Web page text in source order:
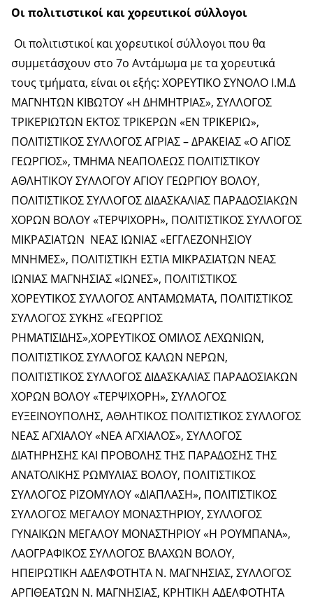
Οι πολιτιστικοί και χορευτικοί σύλλογοι
Οι πολιτιστικοί και χορευτικοί σύλλογοι που θα
συμμετάσχουν στο 7ο Αντάμωμα με τα χορευτικά
τους τμήματα, είναι οι εξής: ΧΟΡΕΥΤΙΚΟ ΣΥΝΟΛΟ Ι.Μ.Δ
ΜΑΓΝΗΤΩΝ ΚΙΒΩΤΟΥ «Η ΔΗΜΗΤΡΙΑΣ», ΣΥΛΛΟΓΟΣ
ΤΡΙΚΕΡΙΩΤΩΝ ΕΚΤΟΣ ΤΡΙΚΕΡΩΝ «ΕΝ ΤΡΙΚΕΡΙΩ»,
ΠΟΛΙΤΙΣΤΙΚΟΣ ΣΥΛΛΟΓΟΣ ΑΓΡΙΑΣ – ΔΡΑΚΕΙΑΣ «Ο ΑΓΙΟΣ
ΓΕΩΡΓΙΟΣ», ΤΜΗΜΑ ΝΕΑΠΟΛΕΩΣ ΠΟΛΙΤΙΣΤΙΚΟΥ
ΑΘΛΗΤΙΚΟΥ ΣΥΛΛΟΓΟΥ ΑΓΙΟΥ ΓΕΩΡΓΙΟΥ ΒΟΛΟΥ,
ΠΟΛΙΤΙΣΤΙΚΟΣ ΣΥΛΛΟΓΟΣ ΔΙΔΑΣΚΑΛΙΑΣ ΠΑΡΑΔΟΣΙΑΚΩΝ
ΧΟΡΩΝ ΒΟΛΟΥ «ΤΕΡΨΙΧΟΡΗ», ΠΟΛΙΤΙΣΤΙΚΟΣ ΣΥΛΛΟΓΟΣ
ΜΙΚΡΑΣΙΑΤΩΝ ΝΕΑΣ ΙΩΝΙΑΣ «ΕΓΓΛΕΖΟΝΗΣΙΟΥ
ΜΝΗΜΕΣ», ΠΟΛΙΤΙΣΤΙΚΗ ΕΣΤΙΑ ΜΙΚΡΑΣΙΑΤΩΝ ΝΕΑΣ
ΙΩΝΙΑΣ ΜΑΓΝΗΣΙΑΣ «ΙΩΝΕΣ», ΠΟΛΙΤΙΣΤΙΚΟΣ
ΧΟΡΕΥΤΙΚΟΣ ΣΥΛΛΟΓΟΣ ΑΝΤΑΜΩΜΑΤΑ, ΠΟΛΙΤΙΣΤΙΚΟΣ
ΣΥΛΛΟΓΟΣ ΣΥΚΗΣ «ΓΕΩΡΓΙΟΣ
ΡΗΜΑΤΙΣΙΔΗΣ»,ΧΟΡΕΥΤΙΚΟΣ ΟΜΙΛΟΣ ΛΕΧΩΝΙΩΝ,
ΠΟΛΙΤΙΣΤΙΚΟΣ ΣΥΛΛΟΓΟΣ ΚΑΛΩΝ ΝΕΡΩΝ,
ΠΟΛΙΤΙΣΤΙΚΟΣ ΣΥΛΛΟΓΟΣ ΔΙΔΑΣΚΑΛΙΑΣ ΠΑΡΑΔΟΣΙΑΚΩΝ
ΧΟΡΩΝ ΒΟΛΟΥ «ΤΕΡΨΙΧΟΡΗ», ΣΥΛΛΟΓΟΣ
ΕΥΞΕΙΝΟΥΠΟΛΗΣ, ΑΘΛΗΤΙΚΟΣ ΠΟΛΙΤΙΣΤΙΚΟΣ ΣΥΛΛΟΓΟΣ
ΝΕΑΣ ΑΓΧΙΑΛΟΥ «ΝΕΑ ΑΓΧΙΑΛΟΣ», ΣΥΛΛΟΓΟΣ
ΔΙΑΤΗΡΗΣΗΣ ΚΑΙ ΠΡΟΒΟΛΗΣ ΤΗΣ ΠΑΡΑΔΟΣΗΣ ΤΗΣ
ΑΝΑΤΟΛΙΚΗΣ ΡΩΜΥΛΙΑΣ ΒΟΛΟΥ, ΠΟΛΙΤΙΣΤΙΚΟΣ
ΣΥΛΛΟΓΟΣ ΡΙΖΟΜΥΛΟΥ «ΔΙΑΠΛΑΣΗ», ΠΟΛΙΤΙΣΤΙΚΟΣ
ΣΥΛΛΟΓΟΣ ΜΕΓΑΛΟΥ ΜΟΝΑΣΤΗΡΙΟΥ, ΣΥΛΛΟΓΟΣ
ΓΥΝΑΙΚΩΝ ΜΕΓΑΛΟΥ ΜΟΝΑΣΤΗΡΙΟΥ «Η ΡΟΥΜΠΑΝΑ»,
ΛΑΟΓΡΑΦΙΚΟΣ ΣΥΛΛΟΓΟΣ ΒΛΑΧΩΝ ΒΟΛΟΥ,
ΗΠΕΙΡΩΤΙΚΗ ΑΔΕΛΦΟΤΗΤΑ Ν. ΜΑΓΝΗΣΙΑΣ, ΣΥΛΛΟΓΟΣ
ΑΡΓΙΘΕΑΤΩΝ Ν. ΜΑΓΝΗΣΙΑΣ, ΚΡΗΤΙΚΗ ΑΔΕΛΦΟΤΗΤΑ